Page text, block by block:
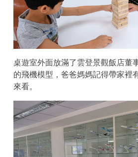
桌遊室外面放滿了雲登景觀飯店董
的飛機模型，爸爸媽媽記得帶家裡
來看。